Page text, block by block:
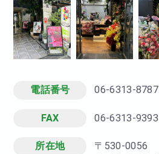
電話番号 06-6313-8787
FAX 06-6313-9393
所在地
〒530-0056